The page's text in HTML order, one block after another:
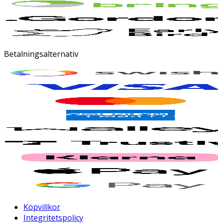
Betalningsalternativ
Köpvillkor
Integritetspolicy